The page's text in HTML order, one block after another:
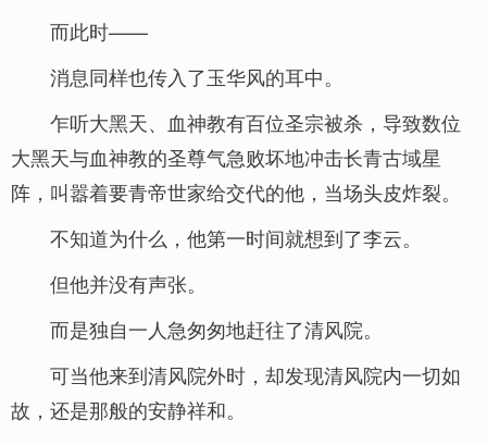
而此时——
消息同样也传入了玉华风的耳中。
乍听大黑天、血神教有百位圣宗被杀，导致数位
大黑天与血神教的圣尊气急败坏地冲击长青古域星
阵，叫嚣着要青帝世家给交代的他，当场头皮炸裂。
不知道为什么，他第一时间就想到了李云。
但他并没有声张。
而是独自一人急匆匆地赶往了清风院。
可当他来到清风院外时，却发现清风院内一切如
故，还是那般的安静祥和。